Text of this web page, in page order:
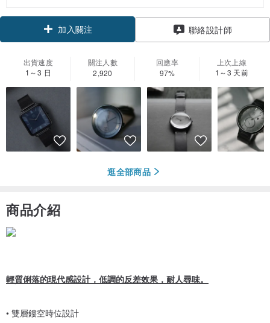
加入關注 聯絡設計師
出貨速度
1～3 日
關注人數
2,920
回應率
97%
上次上線
1～3 天前
逛全部商品
商品介紹
輕質俐落的現代感設計，低調的反差效果，耐人尋味。
• 雙層鏤空時位設計